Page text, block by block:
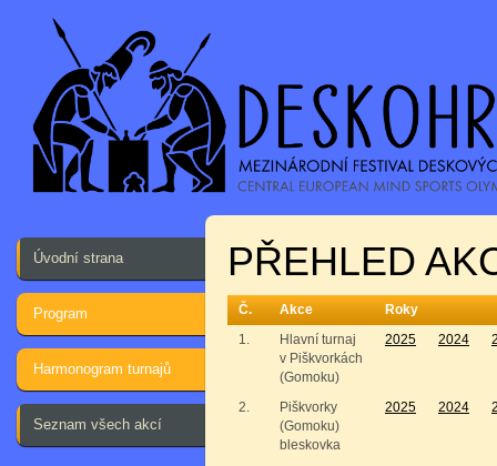
Úvodní strana
Program
Harmonogram turnajů
Seznam všech akcí
PŘEHLED
Č. Akce
Roky
1.
Hlavní turnaj
v Piškvorkách
(Gomoku)
2025 2024
2.
Piškvorky
(Gomoku)
bleskovka
2025 2024